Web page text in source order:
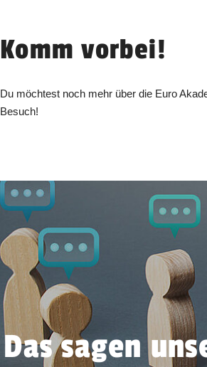
Komm vorbei!
Du möchtest noch mehr über die Euro
Besuch!
Das sagen